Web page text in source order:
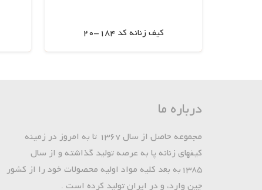
کیف زنانه کد 184-20
درباره ما
مجموعه حاصل از سال 1367 تا به امروز در زمینه
کیفهای زنانه پا به عرصه تولید گذاشته و از سال
1385به بعد کلیه مواد اولیه محصولات خود را از کشور
چین وارد، و در ایران تولید کرده است .